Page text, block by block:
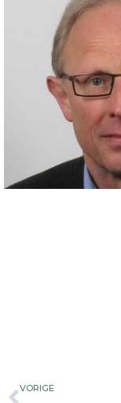
Vorige
VORIGE